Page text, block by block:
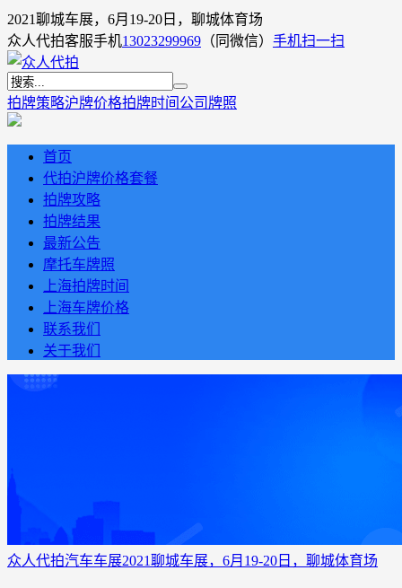
2021聊城车展，6月19-20日，聊城体育场
众人代拍客服手机13023299969 （同微信） 手机扫一扫
拍牌策略沪牌价格拍牌时间 公司牌照
首页
代拍沪牌价格套餐
拍牌攻略
拍牌结果
最新公告
摩托车牌照
上海拍牌时间
上海车牌价格
联系我们
关于我们
众人代拍汽车车展2021聊城车展，6月19-20日，聊城体育场